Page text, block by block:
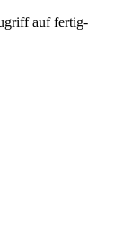
auf fertig­